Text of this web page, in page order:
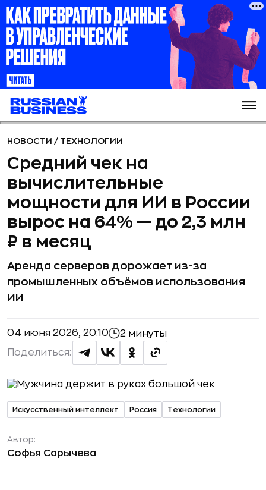
НОВОСТИ / ТЕХНОЛОГИИ
Средний чек на
вычислительные
мощности для ИИ в России
вырос на 64% — до 2,3 млн
₽ в месяц
Аренда серверов дорожает из-за
промышленных объёмов использования
ИИ
04 июня 2026, 20:10 2 минуты
Поделиться:
Искусственный интеллект Россия Технологии
Автор:
Софья Сарычева